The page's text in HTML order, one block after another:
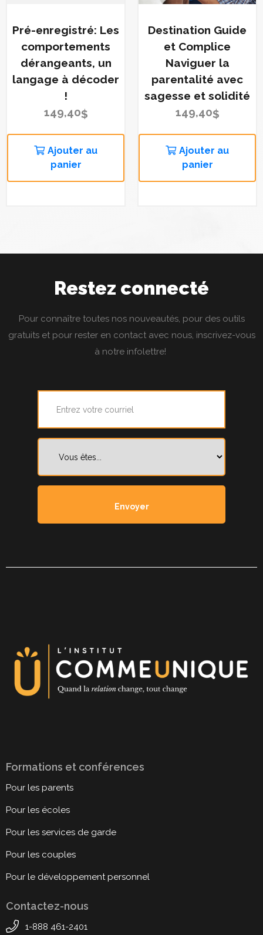
Pré-enregistré: Les
comportements
dérangeants, un
langage à décoder
!
149,40$
Ajouter au
panier
Destination Guide
et Complice
Naviguer la
parentalité avec
sagesse et solidité
149,40$
Ajouter au
panier
Restez connecté
Pour connaître toutes nos nouveautés, pour des outils
gratuits et pour rester en contact avec nous, inscrivez-vous
à notre infolettre!
Vous
êtes...
*
Formations et conférences
Pour les parents
Pour les écoles
Pour les services de garde
Pour les couples
Pour le développement personnel
Contactez-nous
1-888 461-2401